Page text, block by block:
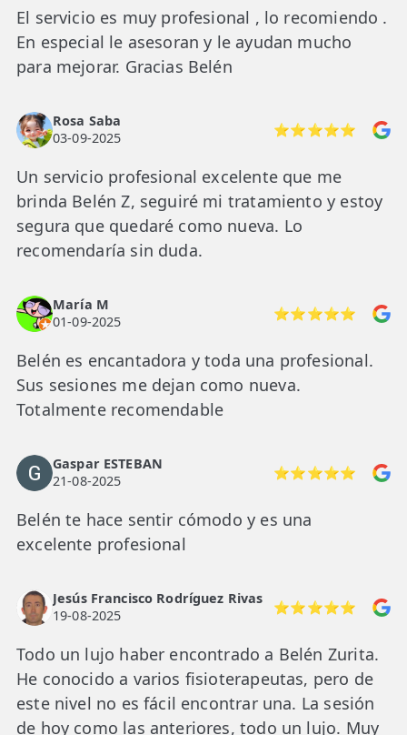
El servicio es muy profesional , lo recomiendo .
En especial le asesoran y le ayudan mucho
para mejorar. Gracias Belén
Rosa Saba
03-09-2025
⭐⭐⭐⭐⭐
Un servicio profesional excelente que me
brinda Belén Z, seguiré mi tratamiento y estoy
segura que quedaré como nueva. Lo
recomendaría sin duda.
María M
01-09-2025
⭐⭐⭐⭐⭐
Belén es encantadora y toda una profesional.
Sus sesiones me dejan como nueva.
Totalmente recomendable
Gaspar ESTEBAN
21-08-2025
⭐⭐⭐⭐⭐
Belén te hace sentir cómodo y es una
excelente profesional
Jesús Francisco Rodríguez Rivas
19-08-2025
⭐⭐⭐⭐⭐
Todo un lujo haber encontrado a Belén Zurita.
He conocido a varios fisioterapeutas, pero de
este nivel no es fácil encontrar una. La sesión
de hoy como las anteriores, todo un lujo. Muy